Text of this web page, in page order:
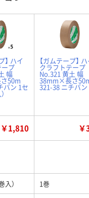
】 ハイ
プ
幅
50m
バン 1セ
【ガムテープ】 ハ
クラフトテープ
No.321 黄土 幅
38mm×長さ
321-38 ニチバン
￥1,810 ￥
入） 1巻